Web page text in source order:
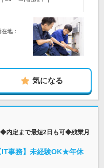
地：
気になる
内定まで最短2日も可◆残業月
事務】未経験OK★年休